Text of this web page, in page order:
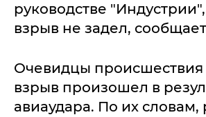
руководстве
взрыв не задел, сообщает
Очевидцы происшествия
взрыв произошел в
авиаудара. По их словам,